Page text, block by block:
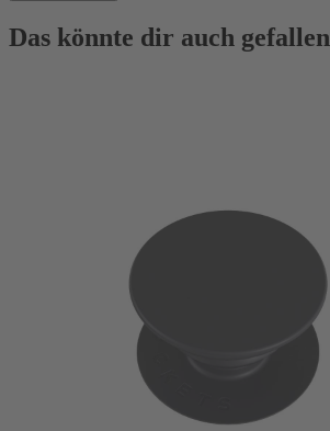
Das könnte dir auch gefallen